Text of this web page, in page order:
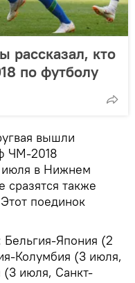
рассказал, кто
по футболу
вышли
ЧМ-2018
июля в Нижнем
сразятся также
поединок
Япония (2
Колумбия (3 июля,
июля, Санкт-